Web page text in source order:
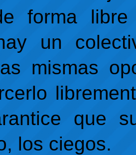
forma
un
mismas
que
los ciegos.